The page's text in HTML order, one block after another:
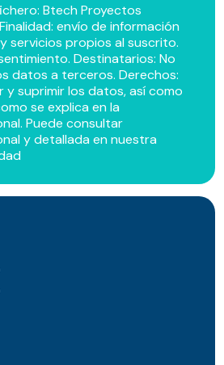
Btech Proyectos
envío de información
servicios propios al suscrito.
Destinatarios: No
datos a terceros. Derechos:
suprimir los datos, así como
se explica en la
Puede consultar
y detallada en nuestra